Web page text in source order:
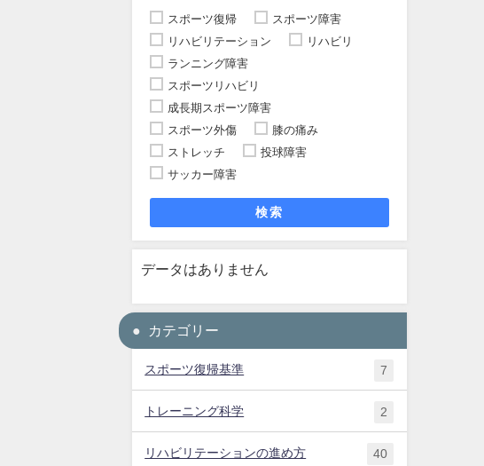
スポーツ復帰
スポーツ障害
リハビリテーション
リハビリ
ランニング障害
スポーツリハビリ
成長期スポーツ障害
スポーツ外傷
膝の痛み
ストレッチ
投球障害
サッカー障害
検索
データはありません
カテゴリー
スポーツ復帰基準 7
トレーニング科学 2
リハビリテーションの進め方 40